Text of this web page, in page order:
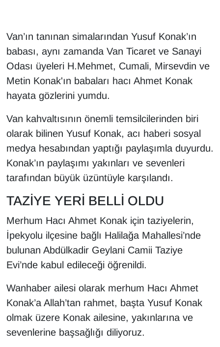
Van’ın tanınan simalarından Yusuf Konak’ın
babası, aynı zamanda Van Ticaret ve Sanayi
Odası üyeleri H.Mehmet, Cumali, Mirsevdin ve
Metin Konak'ın babaları hacı Ahmet Konak
hayata gözlerini yumdu.
Van kahvaltısının önemli temsilcilerinden biri
olarak bilinen Yusuf Konak, acı haberi sosyal
medya hesabından yaptığı paylaşımla duyurdu.
Konak’ın paylaşımı yakınları ve sevenleri
tarafından büyük üzüntüyle karşılandı.
TAZİYE YERİ BELLİ OLDU
Merhum Hacı Ahmet Konak için taziyelerin,
İpekyolu ilçesine bağlı Halilağa Mahallesi’nde
bulunan Abdülkadir Geylani Camii Taziye
Evi’nde kabul edileceği öğrenildi.
Wanhaber ailesi olarak merhum Hacı Ahmet
Konak’a Allah’tan rahmet, başta Yusuf Konak
olmak üzere Konak ailesine, yakınlarına ve
sevenlerine başsağlığı diliyoruz.
HABERDE İNSAN
İngilizce
Kadın
Kamu Alımları
Kim Kimdir?
Kültür & Sanat
KURDÎ
MAGAZİN
MEDYA
POLİTİKA